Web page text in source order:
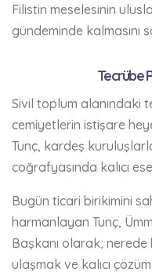
Filistin meselesinin
gündeminde kalmasını
Tecrübe
Sivil toplum alanındaki
cemiyetlerin istişare
Tunç, kardeş
coğrafyasında kalıcı
Bugün ticari birikimini
harmanlayan Tunç,
Başkanı olarak;
ulaşmak ve kalıcı